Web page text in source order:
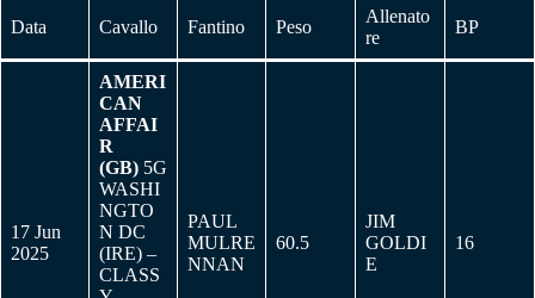
Data Cavallo Fantino Peso
Allenato
re
BP
17 Jun
2025
AMERI
CAN
AFFAI
R
(GB) 5G
WASHI
NGTO
N DC
(IRE) –
CLASS
PAUL
MULRE
NNAN
60.5
JIM
GOLDI
E
16